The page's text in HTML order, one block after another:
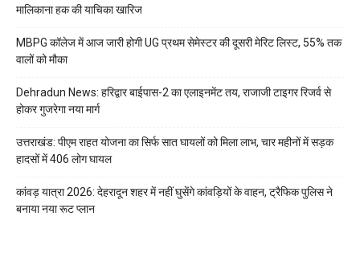
मालिकाना हक की याचिका खारिज
MBPG कॉलेज में आज जारी होगी UG प्रथम सेमेस्टर की दूसरी मेरिट लिस्ट, 55% तक
वालों को मौका
Dehradun News: हरिद्वार बाईपास-2 का एलाइनमेंट तय, राजाजी टाइगर रिजर्व से
होकर गुजरेगा नया मार्ग
उत्तराखंड: पीएम राहत योजना का सिर्फ सात घायलों को मिला लाभ, चार महीनों में सड़क
हादसों में 406 लोग घायल
कांवड़ यात्रा 2026: देहरादून शहर में नहीं घुसेंगे कांवड़ियों के वाहन, ट्रैफिक पुलिस ने
बनाया नया रूट प्लान